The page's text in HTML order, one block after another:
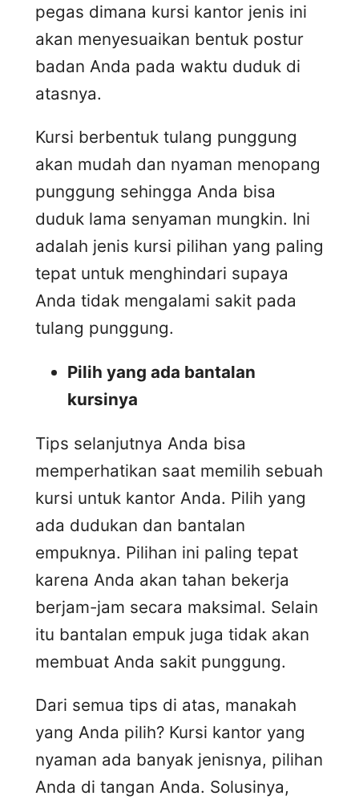
pegas dimana kursi kantor jenis ini
akan menyesuaikan bentuk postur
badan Anda pada waktu duduk di
atasnya.
Kursi berbentuk tulang punggung
akan mudah dan nyaman menopang
punggung sehingga Anda bisa
duduk lama senyaman mungkin. Ini
adalah jenis kursi pilihan yang paling
tepat untuk menghindari supaya
Anda tidak mengalami sakit pada
tulang punggung.
Pilih yang ada bantalan
kursinya
Tips selanjutnya Anda bisa
memperhatikan saat memilih sebuah
kursi untuk kantor Anda. Pilih yang
ada dudukan dan bantalan
empuknya. Pilihan ini paling tepat
karena Anda akan tahan bekerja
berjam-jam secara maksimal. Selain
itu bantalan empuk juga tidak akan
membuat Anda sakit punggung.
Dari semua tips di atas, manakah
yang Anda pilih? Kursi kantor yang
nyaman ada banyak jenisnya, pilihan
Anda di tangan Anda. Solusinya,